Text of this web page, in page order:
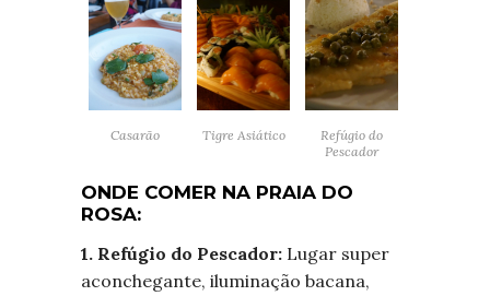
Casarão Tigre Asiático
Refúgio do
Pescador
ONDE COMER NA PRAIA DO
ROSA:
1. Refúgio do Pescador: Lugar super
aconchegante, iluminação bacana,